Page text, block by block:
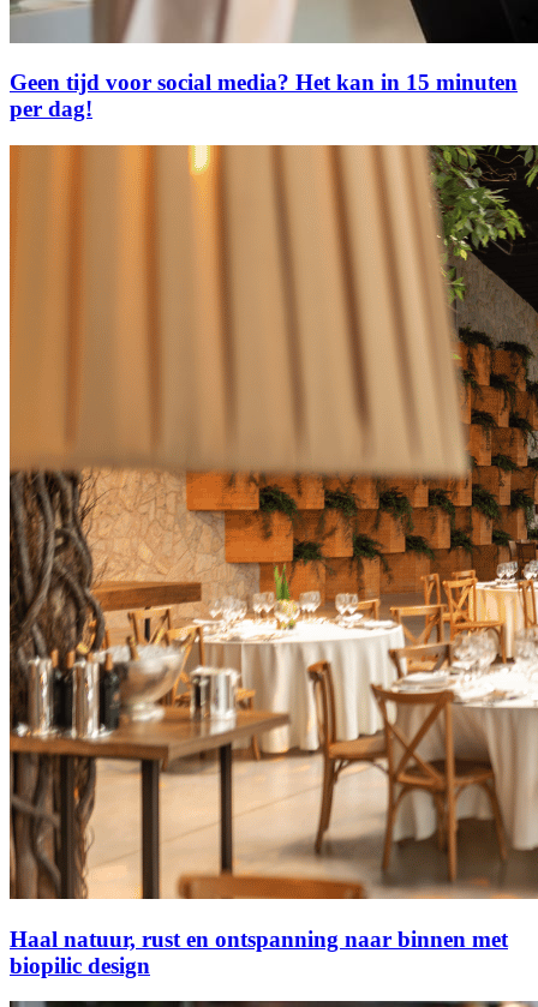
Geen tijd voor social media? Het kan in 15 minuten
per dag!
Haal natuur, rust en ontspanning naar binnen met
biopilic design